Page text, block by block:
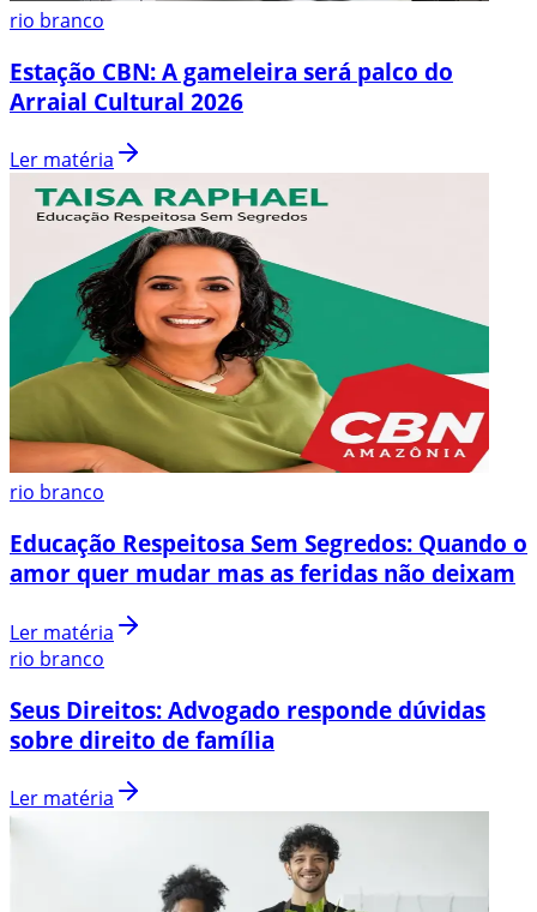
rio branco
Estação CBN: A gameleira será palco do
Arraial Cultural 2026
Ler matéria
rio branco
Educação Respeitosa Sem Segredos: Quando o
amor quer mudar mas as feridas não deixam
Ler matéria
rio branco
Seus Direitos: Advogado responde dúvidas
sobre direito de família
Ler matéria